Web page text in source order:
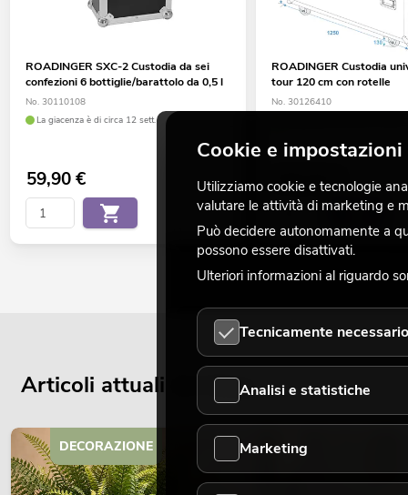
ROADINGER SXC-2 Custodia da sei
confezioni 6 bottiglie/barattolo da 0,5 l
No. 30110108
La giacenza è di circa 12 sett.
59,90€
ROADINGER Custodia
tour 120 cm con rotelle
No. 30126410
549,00€
Articoli attuali del blog
DECORAZIONE
Cookie e
Utilizziamo cookie e tecnologie
valutare le attività di marketing e
Può decidere autonomamente a
possono essere disattivati.
Ulteriori informazioni al riguardo
Tecnicamente necessario
Analisi e statistiche
Marketing